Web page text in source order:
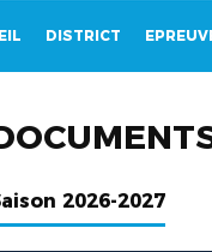
DISTRICT
2026-2027